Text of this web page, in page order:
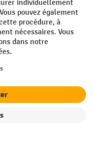
possible delivery charges,
des stocks. La remise ne
possible de le combiner
bons de réduction. | ² La
de la première inscription
pendant 10 jours et
selon la catégorie de
10 %. Les transpalettes
élévateurs